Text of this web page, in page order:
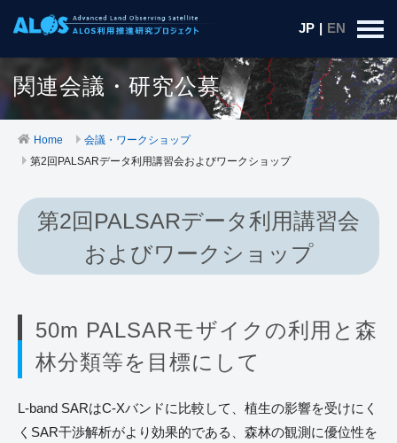
JP | EN
関連会議・研究公募
Home
会議・ワークショップ
第2回PALSARデータ利用講習会およびワークショップ
第2回PALSARデータ利用講習会
およびワークショップ
50m PALSARモザイクの利用と森
林分類等を目標にして
L-band SARはC-Xバンドに比較して、植生の影響を受けにく
くSAR干渉解析がより効果的である、森林の観測に優位性を